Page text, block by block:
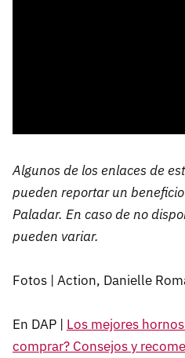
Algunos de los enlaces de
pueden reportar un
Paladar. En caso de no
pueden variar.
Fotos | Action, Danielle
En DAP | Los mejores
comprar? Consejos y